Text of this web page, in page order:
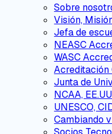
Sobre
Visión,
Jefa de
NEASC
WASC
Acreditación
Junta de
NCAA,
UNESCO,
Cambiando